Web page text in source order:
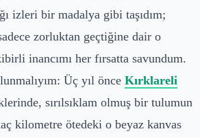
izleri bir madalya gibi taşıdım;
zorluktan geçtiğine dair o
inancımı her fırsatta savundum.
Üç yıl önce Kırklareli
sırılsıklam olmuş bir tulumun
kilometre ötedeki o beyaz kanvas